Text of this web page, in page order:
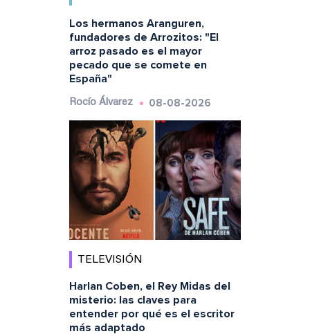
Los hermanos Aranguren,
fundadores de Arrozitos: "El
arroz pasado es el mayor
pecado que se comete en
España"
Rocío Álvarez 08-08-2026
TELEVISIÓN
Harlan Coben, el Rey Midas del
misterio: las claves para
entender por qué es el escritor
más adaptado